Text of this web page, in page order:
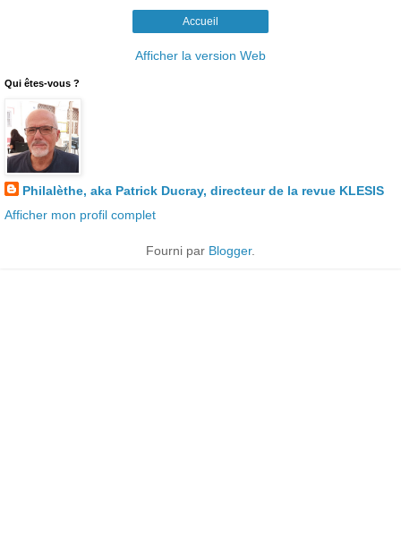
Accueil
Afficher la version Web
Qui êtes-vous ?
Philalèthe, aka Patrick Ducray, directeur de la revue KLESIS
Afficher mon profil complet
Fourni par Blogger.